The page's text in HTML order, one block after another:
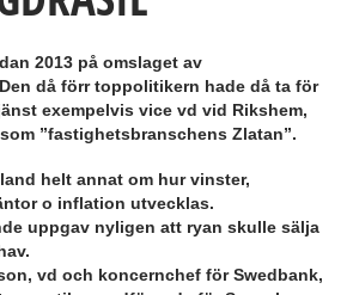
2013 på omslaget av
då förr toppolitikern hade då ta för
exempelvis vice vd vid Rikshem,
”fastighetsbranschens Zlatan”.
helt annat om hur vinster,
o inflation utvecklas.
uppgav nyligen att ryan skulle sälja
vd och koncernchef för Swedbank,